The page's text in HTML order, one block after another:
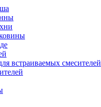
встраиваемых смесителей